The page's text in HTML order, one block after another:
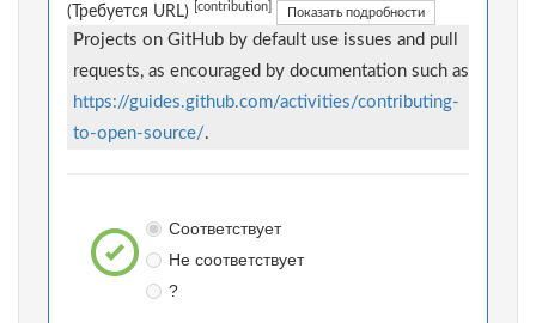
(Требуется URL)
[contribution] Показать подробности
Projects on GitHub by default use issues and pull
requests, as encouraged by documentation such as
https://guides.github.com/activities/contributing-
to-open-source/.
Соответствует
Не соответствует
?